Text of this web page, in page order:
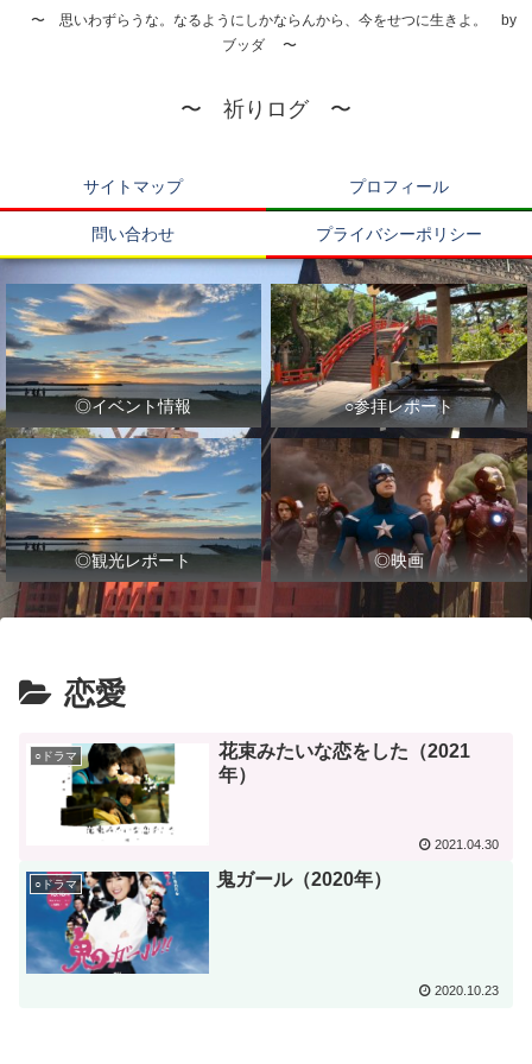
〜 思いわずらうな。なるようにしかならんから、今をせつに生きよ。 by
ブッダ 〜
〜 祈りログ 〜
サイトマップ プロフィール
問い合わせ プライバシーポリシー
◎イベント情報 ○参拝レポート
◎観光レポート ◎映画
恋愛
○ドラマ
花束みたいな恋をした（2021
年）
2021.04.30
○ドラマ 鬼ガール（2020年）
2020.10.23